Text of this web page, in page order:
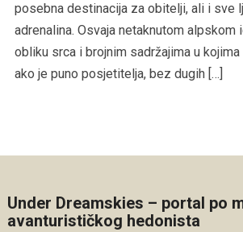
posebna destinacija za obitelji, ali i sve
adrenalina. Osvaja netaknutom alpskom
obliku srca i brojnim sadržajima u
ako je puno posjetitelja, bez dugih […]
Under Dreamskies – portal po
avanturističkog hedonista